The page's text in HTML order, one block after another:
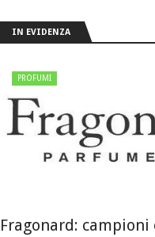
IN EVIDENZA
PROFUMI
Fragonard: campioni